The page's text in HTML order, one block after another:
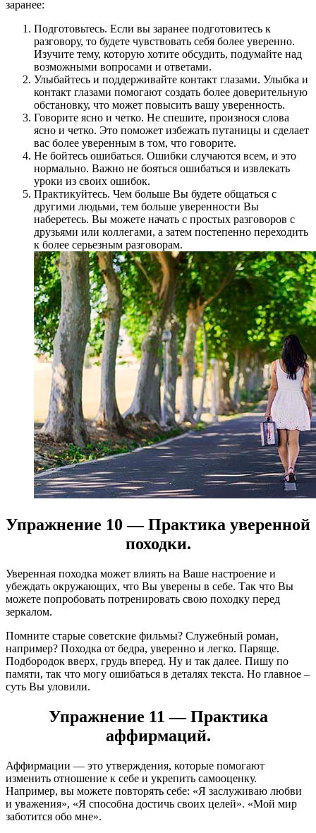
заранее:
Подготовьтесь. Если вы заранее подготовитесь к
разговору, то будете чувствовать себя более уверенно.
Изучите тему, которую хотите обсудить, подумайте над
возможными вопросами и ответами.
Улыбайтесь и поддерживайте контакт глазами. Улыбка и
контакт глазами помогают создать более доверительную
обстановку, что может повысить вашу уверенность.
Говорите ясно и четко. Не спешите, произнося слова
ясно и четко. Это поможет избежать путаницы и сделает
вас более уверенным в том, что говорите.
Не бойтесь ошибаться. Ошибки случаются всем, и это
нормально. Важно не бояться ошибаться и извлекать
уроки из своих ошибок.
Практикуйтесь. Чем больше Вы будете общаться с
другими людьми, тем больше уверенности Вы
наберетесь. Вы можете начать с простых разговоров с
друзьями или коллегами, а затем постепенно переходить
к более серьезным разговорам.
Упражнение 10 — Практика уверенной
походки.
Уверенная походка может влиять на Ваше настроение и
убеждать окружающих, что Вы уверены в себе. Так что Вы
можете попробовать потренировать свою походку перед
зеркалом.
Помните старые советские фильмы? Служебный роман,
например? Походка от бедра, уверенно и легко. Паряще.
Подбородок вверх, грудь вперед. Ну и так далее. Пишу по
памяти, так что могу ошибаться в деталях текста. Но главное –
суть Вы уловили.
Упражнение 11 — Практика
аффирмаций.
Аффирмации — это утверждения, которые помогают
изменить отношение к себе и укрепить самооценку.
Например, вы можете повторять себе: «Я заслуживаю любви
и уважения», «Я способна достичь своих целей». «Мой мир
заботится обо мне».